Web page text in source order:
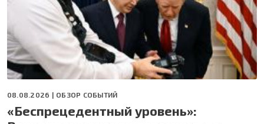
08.08.2026 | ОБЗОР СОБЫТИЙ
«Беспрецедентный уровень»: